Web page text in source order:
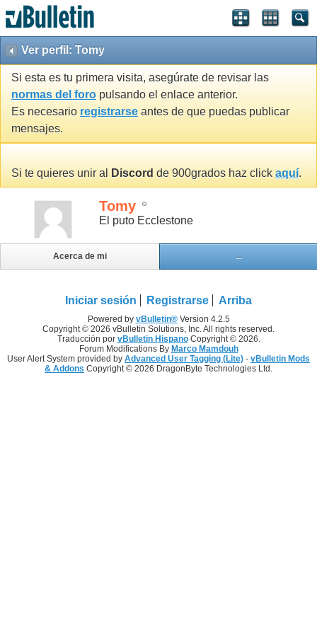
Ver perfil: Tomy
Si esta es tu primera visita, asegúrate de revisar las
normas del foro pulsando el enlace anterior.
Es necesario registrarse antes de que puedas publicar
mensajes.
Si te quieres unir al Discord de 900grados haz click aquí.
Tomy
El puto Ecclestone
Acerca de mi ...
Iniciar sesión Registrarse Arriba
Powered by vBulletin®Version 4.2.5
Copyright © 2026 vBulletin Solutions, Inc. All rights reserved.
Traducción por vBulletin HispanoCopyright © 2026.
Forum Modifications By Marco Mamdouh
User Alert System provided by Advanced User Tagging (Lite) - vBulletin Mods
& Addons Copyright © 2026 DragonByte Technologies Ltd.